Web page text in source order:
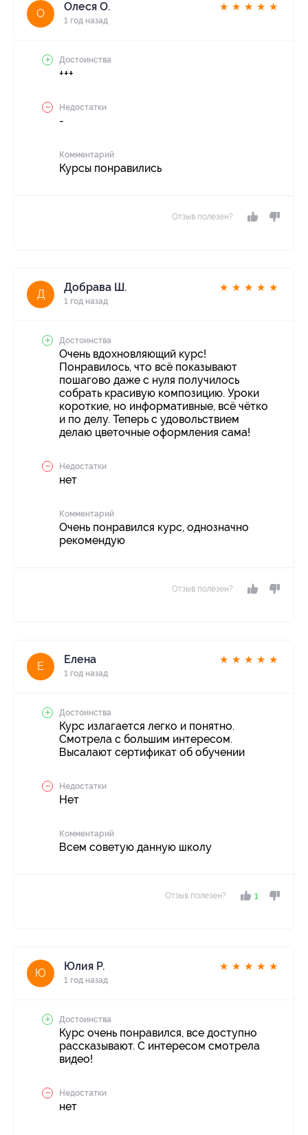
О
Олеся О.
1 год назад
★ ★ ★ ★ ★
Достоинства
+++
Недостатки
-
Комментарий
Курсы понравились
Отзыв полезен?
Д
Добрава Ш.
1 год назад
★ ★ ★ ★ ★
Достоинства
Очень вдохновляющий курс!
Понравилось, что всё показывают
пошагово даже с нуля получилось
собрать красивую композицию. Уроки
короткие, но информативные, всё чётко
и по делу. Теперь с удовольствием
делаю цветочные оформления сама!
Недостатки
нет
Комментарий
Очень понравился курс, однозначно
рекомендую
Отзыв полезен?
Е
Елена
1 год назад
★ ★ ★ ★ ★
Достоинства
Курс излагается легко и понятно.
Смотрела с большим интересом.
Высалают сертификат об обучении
Недостатки
Нет
Комментарий
Всем советую данную школу
Отзыв полезен? 1
Ю
Юлия Р.
1 год назад
★ ★ ★ ★ ★
Достоинства
Курс очень понравился, все доступно
рассказывают. С интересом смотрела
видео!
Недостатки
нет